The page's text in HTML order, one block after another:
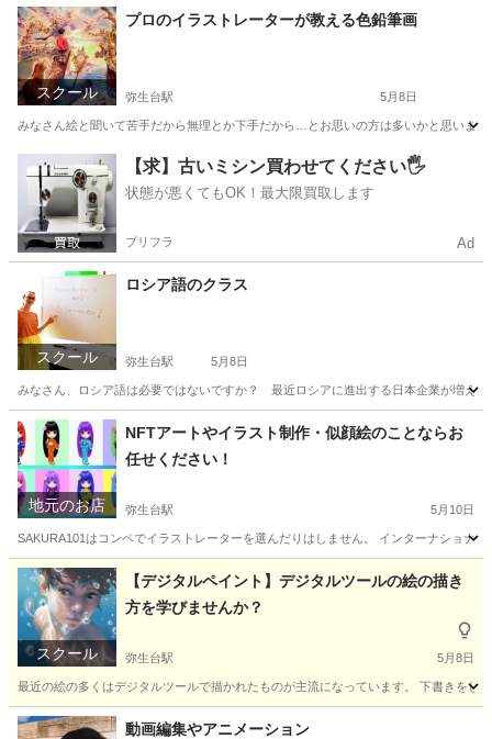
神奈川 横浜市 弥生台駅 英語/基礎英語 神奈川 横浜市
戸塚駅 英語/基礎英語
スクール
プロのイラストレーターが教える色鉛筆画
弥生台駅 5月8日
みなさん絵と聞いて苦手だから無理とか下手だから…とお思いの方は多いかと思いま
神奈川 横浜市 弥生台駅 その他 色鉛筆
【求】古いミシン買わせてください🖐️
状態が悪くてもOK！最大限買取します
プリフラ Ad
スクール
ロシア語のクラス
弥生台駅 5月8日
みなさん、ロシア語は必要ではないですか？ 最近ロシアに進出する日本企業が増え
神奈川 横浜市 弥生台駅 ロシア語 マンツーマン
地元のお店
NFTアートやイラスト制作・似顔絵のことならお
任せください！
弥生台駅 5月10日
SAKURA101はコンペでイラストレーターを選んだりはしません。 インターナショナ
神奈川 横浜市 弥生台駅 その他 東京 新宿駅
その他 似顔絵
スクール
【デジタルペイント】デジタルツールの絵の描き
方を学びませんか？
弥生台駅 5月8日
最近の絵の多くはデジタルツールで描かれたものが主流になっています。 下書きを
神奈川 横浜市 弥生台駅 イラスト
動画編集やアニメーション